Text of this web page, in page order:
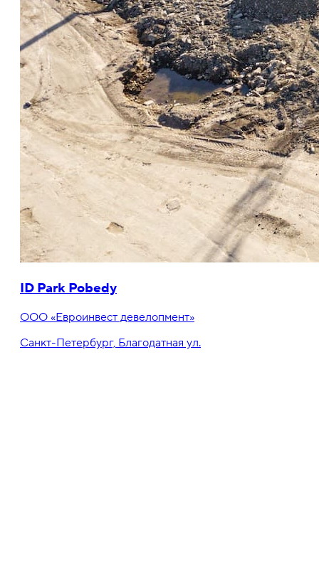
ID Park Pobedy
ООО «Евроинвест девелопмент»
Санкт-Петербург, Благодатная ул.